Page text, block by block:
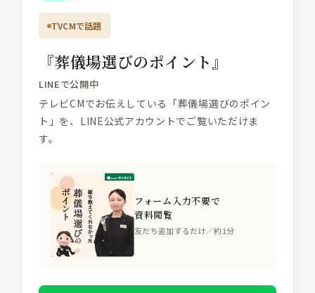
TVCMで話題
『葬儀場選びのポイント』
LINEで公開中
テレビCMでお伝えしている「葬儀場選びのポイン
ト」を、LINE公式アカウントでご覧いただけま
す。
フォーム入力不要で
資料閲覧
友だち追加するだけ／約1分